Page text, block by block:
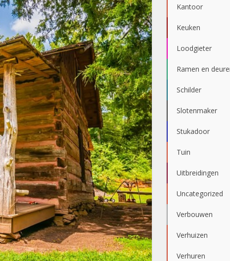
Kantoor
Keuken
Loodgieter
Ramen en
Schilder
Slotenmaker
Stukadoor
Tuin
Uitbreidingen
Uncategorized
Verbouwen
Verhuizen
Verhuren